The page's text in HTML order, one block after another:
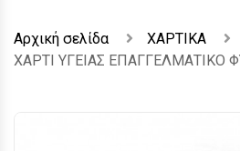
Αρχική σελίδα ΧΑΡΤΙΚΑ
ΧΑΡΤΙ ΥΓΕΙΑΣ ΕΠΑΓΓΕΛΜΑΤΙΚΟ